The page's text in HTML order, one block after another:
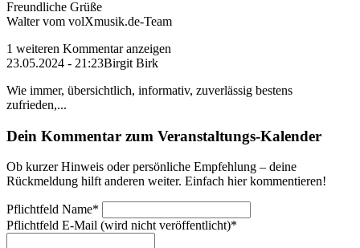
Freundliche Grüße
Walter vom volXmusik.de-Team
1 weiteren Kommentar anzeigen
23.05.2024 - 21:23Birgit Birk
Wie immer, übersichtlich, informativ, zuverlässig bestens
zufrieden,...
Dein Kommentar zum Veranstaltungs-Kalender
Ob kurzer Hinweis oder persönliche Empfehlung – deine
Rückmeldung hilft anderen weiter. Einfach hier kommentieren!
Pflichtfeld Name*
Pflichtfeld E-Mail (wird nicht veröffentlicht)*